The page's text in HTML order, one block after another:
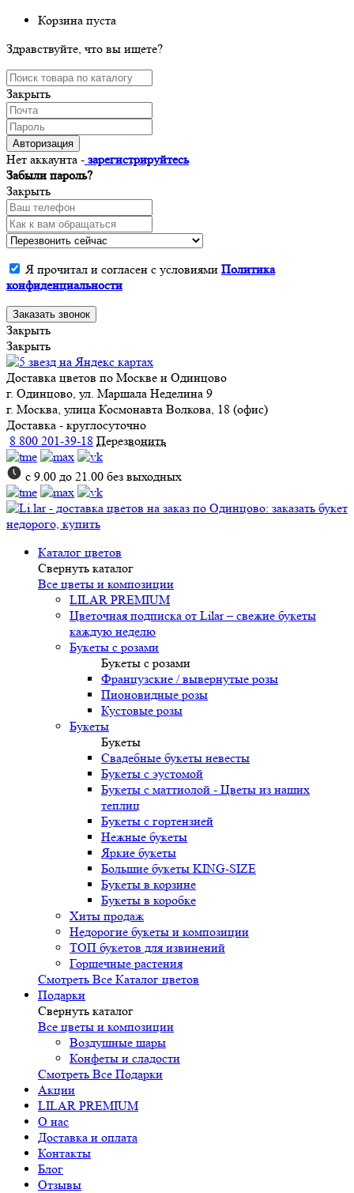
Корзина пуста
Здравствуйте, что вы ищете?
Закрыть
Авторизация
Нет аккаунта - зарегистрируйтесь
Забыли пароль?
Закрыть
Я прочитал и согласен с условиями Политика
конфиденциальности
Заказать звонок
Закрыть
Закрыть
Доставка цветов по Москве и Одинцово
г. Одинцово, ул. Маршала Неделина 9
г. Москва, улица Космонавта Волкова, 18 (офис)
Доставка - круглосуточно
8 800 201-39-18 Перезвонить
с 9.00 до 21.00 без выходных
Каталог цветов
Свернуть каталог
Все цветы и композиции
LILAR PREMIUM
Цветочная подписка от Lilar – свежие букеты
каждую неделю
Букеты с розами
Букеты с розами
Французские / вывернутые розы
Пионовидные розы
Кустовые розы
Букеты
Букеты
Свадебные букеты невесты
Букеты с эустомой
Букеты с маттиолой - Цветы из наших
теплиц
Букеты с гортензией
Нежные букеты
Яркие букеты
Большие букеты KING-SIZE
Букеты в корзине
Букеты в коробке
Хиты продаж
Недорогие букеты и композиции
ТОП букетов для извинений
Горшечные растения
Смотреть Все Каталог цветов
Подарки
Свернуть каталог
Все цветы и композиции
Воздушные шары
Конфеты и сладости
Смотреть Все Подарки
Акции
LILAR PREMIUM
О нас
Доставка и оплата
Контакты
Блог
Отзывы